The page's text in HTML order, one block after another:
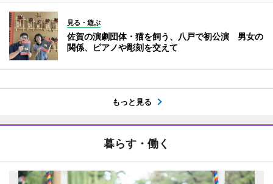
見る・遊ぶ
佐賀の演劇団体・猫を飼う、八戸で初公演 男女の
関係、ピアノや彫刻を交えて
もっと見る
暮らす・働く